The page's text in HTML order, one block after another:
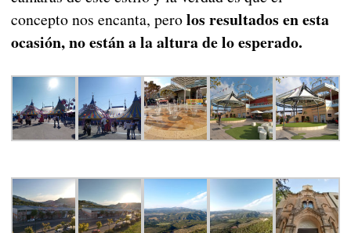
concepto nos encanta, perolos resultados en esta
ocasión, no están a la altura de lo esperado.